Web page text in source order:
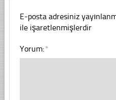
E-posta adresiniz
ile işaretlenmişlerdir
Yorum:*